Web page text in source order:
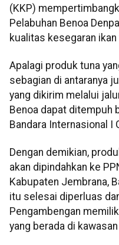
(KKP)
Pelabuhan Benoa
kualitas kesegaran ikan
Apalagi produk tuna
sebagian di antaranya
yang dikirim melalui
Benoa dapat ditempuh
Bandara Internasional I
Dengan demikian,
akan dipindahkan ke
Kabupaten Jembrana,
itu selesai diperluas
Pengambengan
yang berada di